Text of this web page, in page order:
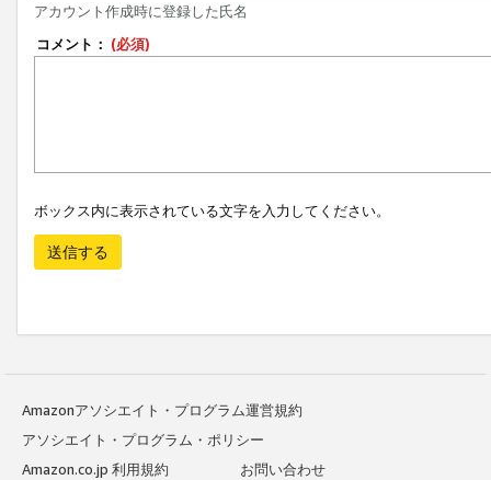
アカウント作成時に登録した氏名
コメント： (必須)
ボックス内に表示されている文字を入力してください。
送信する
Amazonアソシエイト・プログラム運営規約
アソシエイト・プログラム・ポリシー
Amazon.co.jp 利用規約
お問い合わせ